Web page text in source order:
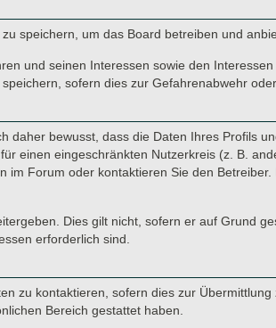
speichern, um das Board betreiben und
und seinen Interessen sowie den
sofern dies zur Gefahrenabwehr
bewusst, dass die Daten Ihres Profils
einen eingeschränkten Nutzerkreis (z. B.
Forum oder kontaktieren Sie den
Dies gilt nicht, sofern er auf Grund
erforderlich sind.
zu kontaktieren, sofern dies zur
Bereich gestattet haben.